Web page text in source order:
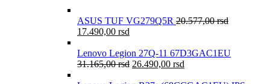
ASUS TUF VG279Q5R 20.577,00rsd
17.490,00 rsd
Lenovo Legion 27Q-11 67D3GAC1EU
31.165,00rsd 26.490,00 rsd